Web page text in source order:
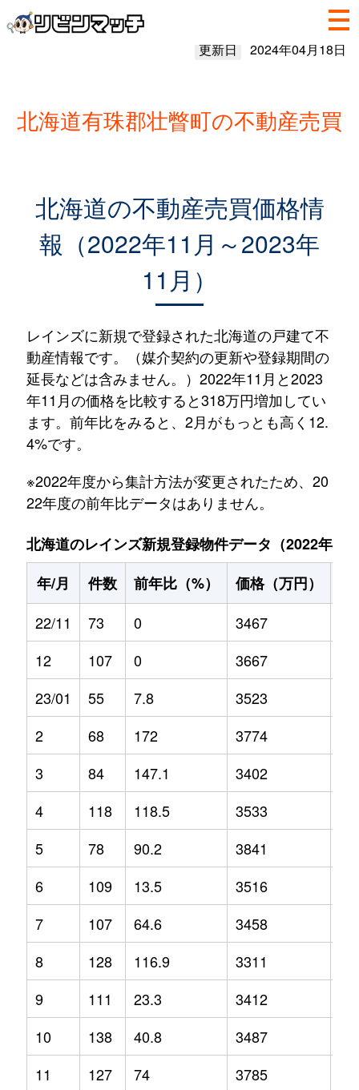
更新日 2024年04月18日
北海道有珠郡壮瞥町の不動産売買
北海道の不動産売買価格情
報（2022年11月～2023年
11月）
レインズに新規で登録された北海道の戸建て不
動産情報です。（媒介契約の更新や登録期間の
延長などは含みません。）2022年11月と2023
年11月の価格を比較すると318万円増加してい
ます。前年比をみると、2月がもっとも高く12.
4%です。
※2022年度から集計方法が変更されたため、20
22年度の前年比データはありません。
北海道のレインズ新規登録物件データ（2022年11
年/月
件数 前年比（%） 価格（万円）
22/11
73 0 3467
12
107 0 3667
23/01
55 7.8 3523
2
68 172 3774
3
84 147.1 3402
4
118 118.5 3533
5
78 90.2 3841
6
109 13.5 3516
7
107 64.6 3458
8
128 116.9 3311
9
111 23.3 3412
10
138 40.8 3487
11
127 74 3785